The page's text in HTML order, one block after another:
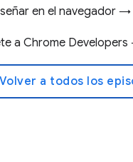
en el navegador →
a Chrome
Volver a todos los